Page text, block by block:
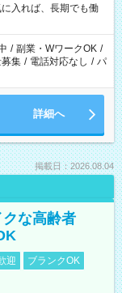
令に基づき、週20時
ます ※労働者派遣法
・短期間の就業はご
入れば、長期でも働
/ 副業・WワークOK /
集 / 電話対応なし / パ
詳細へ
掲載日：2026.08.04
クな高齢者
迎
ブランクOK